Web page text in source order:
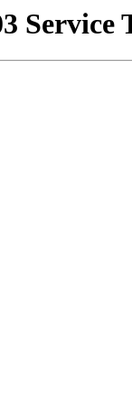
Service